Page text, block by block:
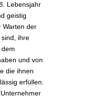
Lebensjahr
geistig
Warten der
ihre
und von
die ihnen
erfüllen.